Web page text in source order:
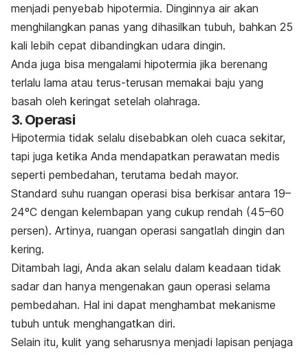
menjadi penyebab hipotermia. Dinginnya air akan
menghilangkan panas yang dihasilkan tubuh, bahkan 25
kali lebih cepat dibandingkan udara dingin.
Anda juga bisa mengalami hipotermia jika berenang
terlalu lama atau terus-terusan memakai baju yang
basah oleh keringat setelah olahraga.
3. Operasi
Hipotermia tidak selalu disebabkan oleh cuaca sekitar,
tapi juga ketika Anda mendapatkan perawatan medis
seperti pembedahan, terutama bedah mayor.
Standard suhu ruangan operasi bisa berkisar antara 19–
24ºC dengan kelembapan yang cukup rendah (45–60
persen). Artinya, ruangan operasi sangatlah dingin dan
kering.
Ditambah lagi, Anda akan selalu dalam keadaan tidak
sadar dan hanya mengenakan gaun operasi selama
pembedahan. Hal ini dapat menghambat mekanisme
tubuh untuk menghangatkan diri.
Selain itu, kulit yang seharusnya menjadi lapisan penjaga